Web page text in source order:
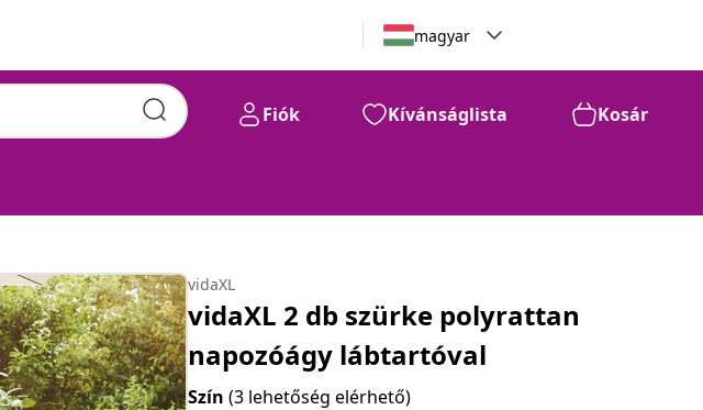
magyar
Fiók Kívánságlista Kosár
vidaXL
vidaXL 2 db szürke polyrattan
napozóágy lábtartóval
Szín(3 lehetőség elérhető)